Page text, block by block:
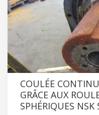
COULÉE
GRÂCE AUX
SPHÉRIQUES NSK